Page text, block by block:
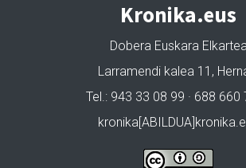
Kronika.eus
Dobera Euskara
Larramendi kalea 11,
Tel.: 943 33 08 99 · 688 660